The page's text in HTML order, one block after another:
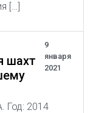
[…]
шахт
9
января
2021
Год: 2014